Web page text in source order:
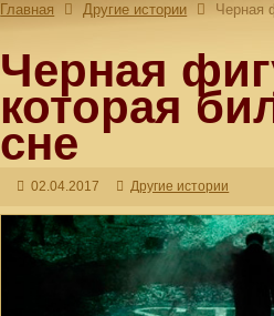
Главная Другие истории Черная
Черная
которая
сне
02.04.2017 Другие истории